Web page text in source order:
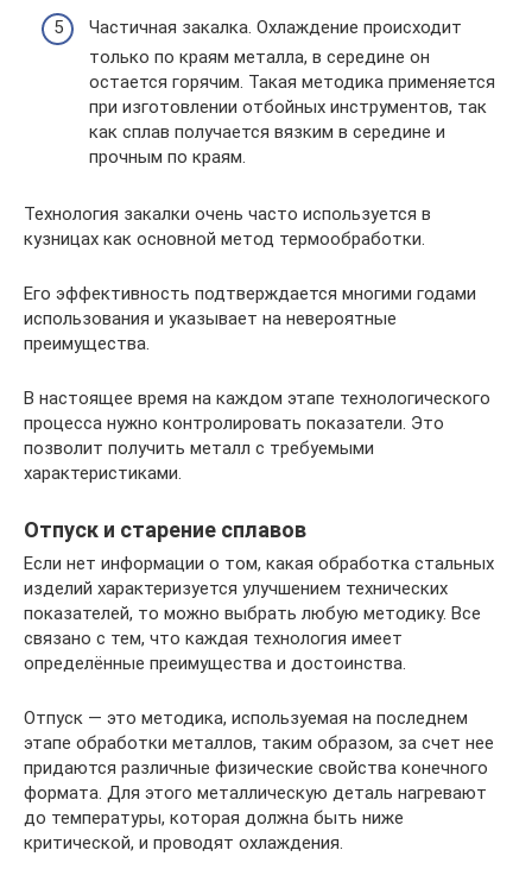
Частичная закалка. Охлаждение происходит
только по краям металла, в середине он
остается горячим. Такая методика применяется
при изготовлении отбойных инструментов, так
как сплав получается вязким в середине и
прочным по краям.
Технология закалки очень часто используется в
кузницах как основной метод термообработки.
Его эффективность подтверждается многими годами
использования и указывает на невероятные
преимущества.
В настоящее время на каждом этапе технологического
процесса нужно контролировать показатели. Это
позволит получить металл с требуемыми
характеристиками.
Отпуск и старение сплавов
Если нет информации о том, какая обработка стальных
изделий характеризуется улучшением технических
показателей, то можно выбрать любую методику. Все
связано с тем, что каждая технология имеет
определённые преимущества и достоинства.
Отпуск — это методика, используемая на последнем
этапе обработки металлов, таким образом, за счет нее
придаются различные физические свойства конечного
формата. Для этого металлическую деталь нагревают
до температуры, которая должна быть ниже
критической, и проводят охлаждения.